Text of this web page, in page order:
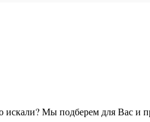
искали? Мы подберем для Вас и